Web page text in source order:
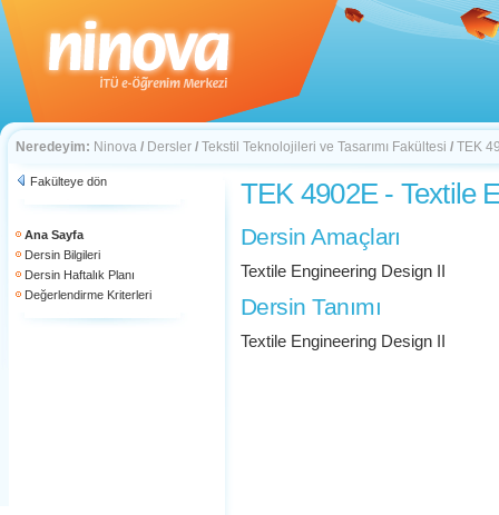
Neredeyim: Ninova / Dersler / Tekstil Teknolojileri ve Tasarımı Fakültesi / TEK
Fakülteye dön
Ana Sayfa
Dersin Bilgileri
Dersin Haftalık Planı
Değerlendirme Kriterleri
TEK 4902E - Textile
Dersin Amaçları
Textile Engineering Design II
Dersin Tanımı
Textile Engineering Design II